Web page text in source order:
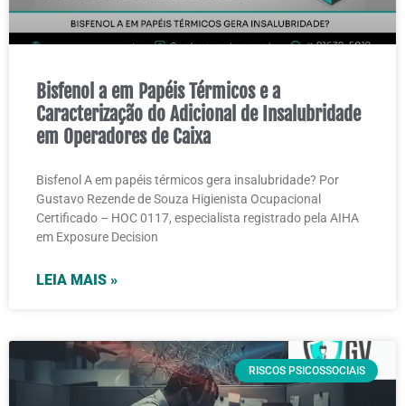
Bisfenol a em Papéis Térmicos e a
Caracterização do Adicional de Insalubridade
em Operadores de Caixa
Bisfenol A em papéis térmicos gera insalubridade? Por
Gustavo Rezende de Souza Higienista Ocupacional
Certificado – HOC 0117, especialista registrado pela AIHA
em Exposure Decision
LEIA MAIS »
RISCOS PSICOSSOCIAIS